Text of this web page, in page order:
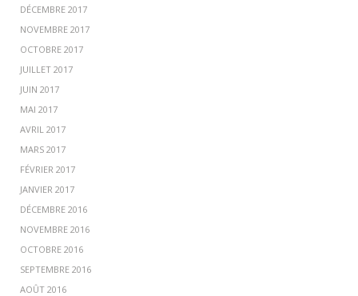
DÉCEMBRE 2017
NOVEMBRE 2017
OCTOBRE 2017
JUILLET 2017
JUIN 2017
MAI 2017
AVRIL 2017
MARS 2017
FÉVRIER 2017
JANVIER 2017
DÉCEMBRE 2016
NOVEMBRE 2016
OCTOBRE 2016
SEPTEMBRE 2016
AOÛT 2016